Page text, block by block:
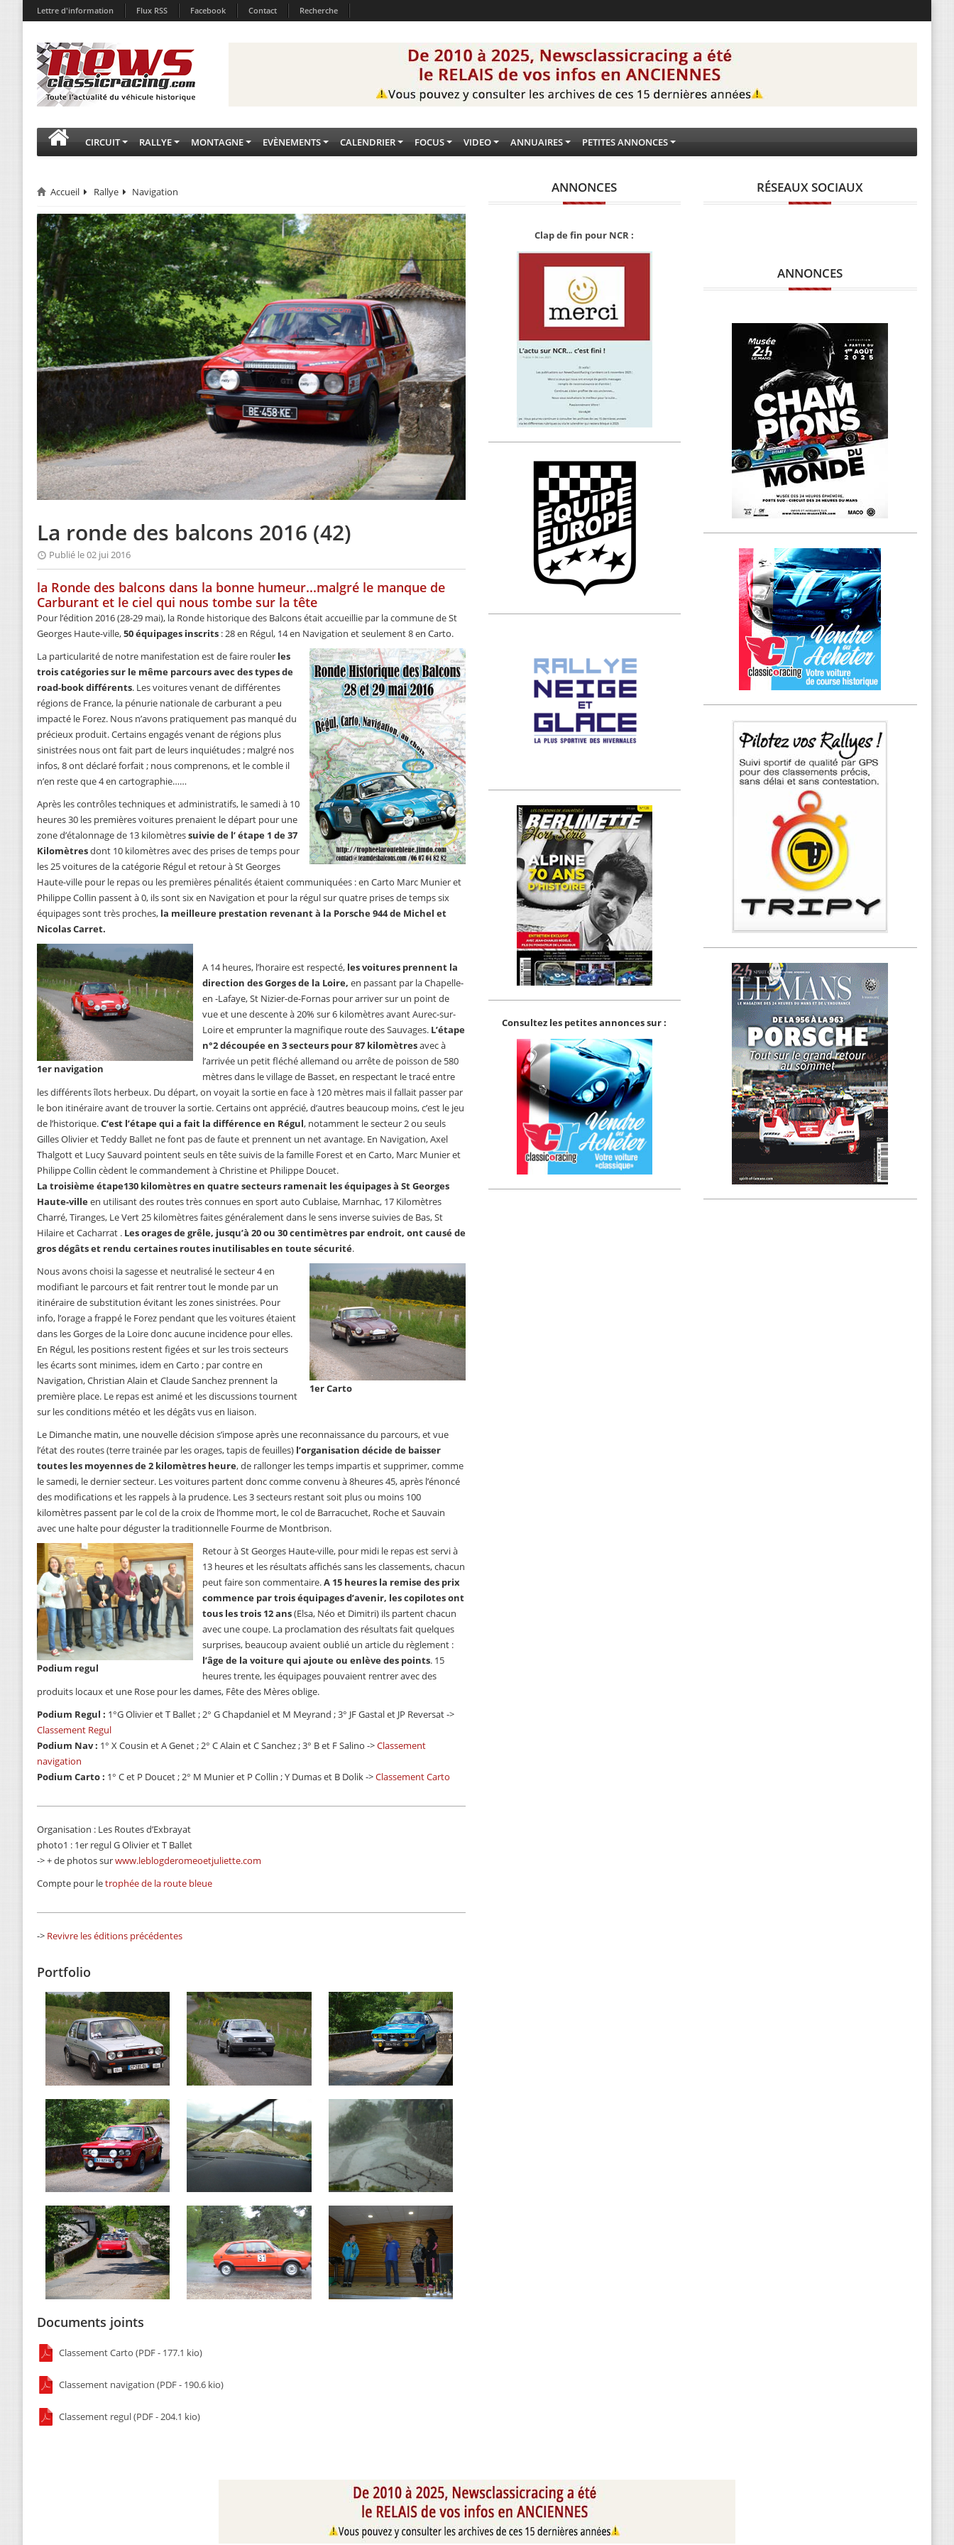
Lettre d'information Flux RSS Facebook Contact Recherche
CIRCUIT RALLYE MONTAGNE EVÈNEMENTS CALENDRIER FOCUS VIDEO ANNUAIRES PETITES ANNONCES
Accueil Rallye Navigation
La ronde des balcons 2016 (42)
Publié le 02 jui 2016
la Ronde des balcons dans la bonne humeur...malgré le manque de
Carburant et le ciel qui nous tombe sur la tête
Pour l’édition 2016 (28-29 mai), la Ronde historique des Balcons était accueillie par la commune de St
Georges Haute-ville,50 équipages inscrits : 28 en Régul, 14 en Navigation et seulement 8 en Carto.
La particularité de notre manifestation est de faire rouler les
trois catégories sur le même parcours avec des types de
road-book différents. Les voitures venant de différentes
régions de France, la pénurie nationale de carburant a peu
impacté le Forez. Nous n’avons pratiquement pas manqué du
précieux produit. Certains engagés venant de régions plus
sinistrées nous ont fait part de leurs inquiétudes ; malgré nos
infos, 8 ont déclaré forfait ; nous comprenons, et le comble il
n’en reste que 4 en cartographie……
Après les contrôles techniques et administratifs, le samedi à 10
heures 30 les premières voitures prenaient le départ pour une
zone d’étalonnage de 13 kilomètressuivie de l’ étape 1 de 37
Kilomètresdont 10 kilomètres avec des prises de temps pour
les 25 voitures de la catégorie Régul et retour à St Georges
Haute-ville pour le repas ou les premières pénalités étaient communiquées : en Carto Marc Munier et
Philippe Collin passent à 0, ils sont six en Navigation et pour la régul sur quatre prises de temps six
équipages sont très proches, la meilleure prestation revenant à la Porsche 944 de Michel et
Nicolas Carret.
1er navigation
A 14 heures, l’horaire est respecté, les voitures prennent la
direction des Gorges de la Loire, en passant par la Chapelle-
en -Lafaye, St Nizier-de-Fornas pour arriver sur un point de
vue et une descente à 20% sur 6 kilomètres avant Aurec-sur-
Loire et emprunter la magnifique route des Sauvages. L’étape
n°2 découpée en 3 secteurs pour 87 kilomètresavec à
l’arrivée un petit fléché allemand ou arrête de poisson de 580
mètres dans le village de Basset, en respectant le tracé entre
les différents îlots herbeux. Du départ, on voyait la sortie en face à 120 mètres mais il fallait passer par
le bon itinéraire avant de trouver la sortie. Certains ont apprécié, d’autres beaucoup moins, c’est le jeu
de l’historique.C’est l’étape qui a fait la différence en Régul, notamment le secteur 2 ou seuls
Gilles Olivier et Teddy Ballet ne font pas de faute et prennent un net avantage. En Navigation, Axel
Thalgott et Lucy Sauvard pointent seuls en tête suivis de la famille Forest et en Carto, Marc Munier et
Philippe Collin cèdent le commandement à Christine et Philippe Doucet.
La troisième étape130 kilomètres en quatre secteurs ramenait les équipages à St Georges
Haute-villeen utilisant des routes très connues en sport auto Cublaise, Marnhac, 17 Kilomètres
Charré, Tiranges, Le Vert 25 kilomètres faites généralement dans le sens inverse suivies de Bas, St
Hilaire et Cacharrat . Les orages de grêle, jusqu’à 20 ou 30 centimètres par endroit, ont causé de
gros dégâts et rendu certaines routes inutilisables en toute sécurité.
1er Carto
Nous avons choisi la sagesse et neutralisé le secteur 4 en
modifiant le parcours et fait rentrer tout le monde par un
itinéraire de substitution évitant les zones sinistrées. Pour
info, l’orage a frappé le Forez pendant que les voitures étaient
dans les Gorges de la Loire donc aucune incidence pour elles.
En Régul, les positions restent figées et sur les trois secteurs
les écarts sont minimes, idem en Carto ; par contre en
Navigation, Christian Alain et Claude Sanchez prennent la
première place. Le repas est animé et les discussions tournent
sur les conditions météo et les dégâts vus en liaison.
Le Dimanche matin, une nouvelle décision s’impose après une reconnaissance du parcours, et vue
l’état des routes (terre trainée par les orages, tapis de feuilles) l’organisation décide de baisser
toutes les moyennes de 2 kilomètres heure, de rallonger les temps impartis et supprimer, comme
le samedi, le dernier secteur. Les voitures partent donc comme convenu à 8heures 45, après l’énoncé
des modifications et les rappels à la prudence. Les 3 secteurs restant soit plus ou moins 100
kilomètres passent par le col de la croix de l’homme mort, le col de Barracuchet, Roche et Sauvain
avec une halte pour déguster la traditionnelle Fourme de Montbrison.
Podium regul
Retour à St Georges Haute-ville, pour midi le repas est servi à
13 heures et les résultats affichés sans les classements, chacun
peut faire son commentaire.A 15 heures la remise des prix
commence par trois équipages d’avenir, les copilotes ont
tous les trois 12 ans(Elsa, Néo et Dimitri) ils partent chacun
avec une coupe. La proclamation des résultats fait quelques
surprises, beaucoup avaient oublié un article du règlement :
l’âge de la voiture qui ajoute ou enlève des points. 15
heures trente, les équipages pouvaient rentrer avec des
produits locaux et une Rose pour les dames, Fête des Mères oblige.
Podium Regul : 1°G Olivier et T Ballet ; 2° G Chapdaniel et M Meyrand ; 3° JF Gastal et JP Reversat ->
Classement Regul
Podium Nav : 1° X Cousin et A Genet ; 2° C Alain et C Sanchez ; 3° B et F Salino ->Classement
navigation
Podium Carto : 1° C et P Doucet ; 2° M Munier et P Collin ; Y Dumas et B Dolik ->Classement Carto
Organisation : Les Routes d’Exbrayat
photo1 : 1er regul G Olivier et T Ballet
-> + de photos surwww.leblogderomeoetjuliette.com
Compte pour letrophée de la route bleue
-> Revivre les éditions précédentes
Portfolio
Documents joints
Classement Carto (PDF - 177.1 kio)
Classement navigation (PDF - 190.6 kio)
Classement regul (PDF - 204.1 kio)
ANNONCES
Clap de fin pour NCR :
Consultez les petites annonces sur :
RÉSEAUX SOCIAUX
ANNONCES